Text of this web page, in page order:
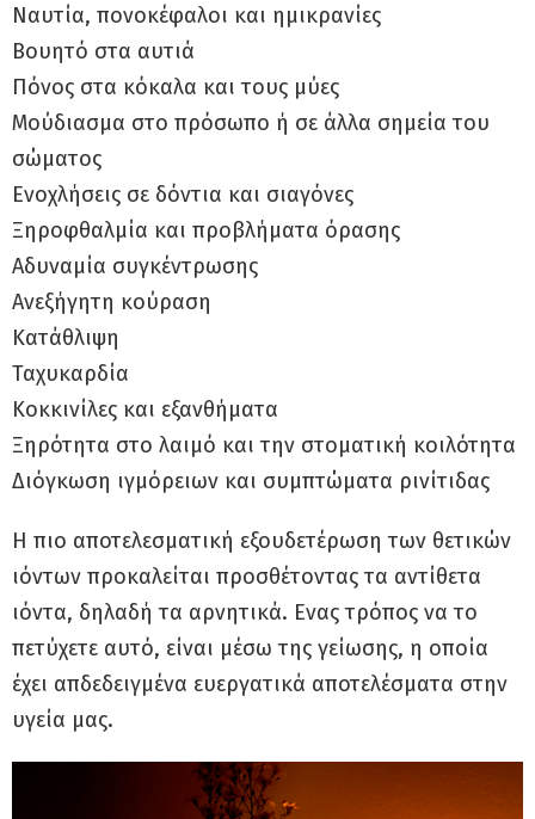
Ναυτία, πονοκέφαλοι και ημικρανίες
Βουητό στα αυτιά
Πόνος στα κόκαλα και τους μύες
Μούδιασμα στο πρόσωπο ή σε άλλα σημεία του
σώματος
Ενοχλήσεις σε δόντια και σιαγόνες
Ξηροφθαλμία και προβλήματα όρασης
Αδυναμία συγκέντρωσης
Ανεξήγητη κούραση
Κατάθλιψη
Ταχυκαρδία
Κοκκινίλες και εξανθήματα
Ξηρότητα στο λαιμό και την στοματική κοιλότητα
Διόγκωση ιγμόρειων και συμπτώματα ρινίτιδας
Η πιο αποτελεσματική εξουδετέρωση των θετικών
ιόντων προκαλείται προσθέτοντας τα αντίθετα
ιόντα, δηλαδή τα αρνητικά. Ενας τρόπος να το
πετύχετε αυτό, είναι μέσω της γείωσης, η οποία
έχει απδεδειγμένα ευεργατικά αποτελέσματα στην
υγεία μας.